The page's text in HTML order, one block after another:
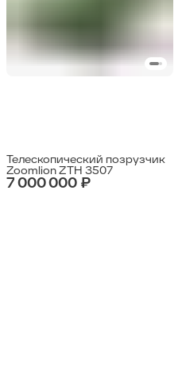
7 000 000 ₽
Телескопический позрузчик
Zoomlion ZTH 3507